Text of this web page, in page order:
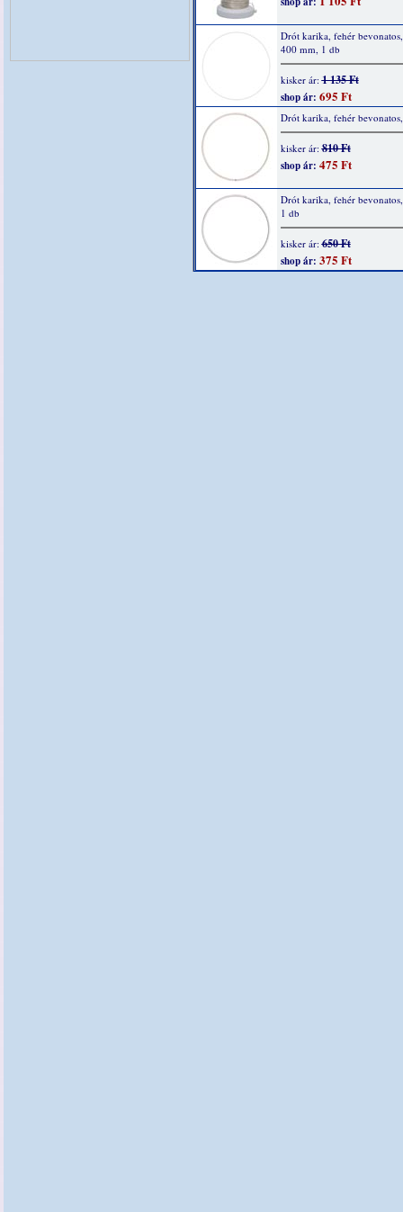
Drót karika, fehér
400 mm, 1 db
kisker ár:1 135 Ft
shop ár: 695 Ft
Drót karika, fehér
kisker ár:810 Ft
shop ár: 475 Ft
Drót karika, fehér
1 db
kisker ár:650 Ft
shop ár: 375 Ft